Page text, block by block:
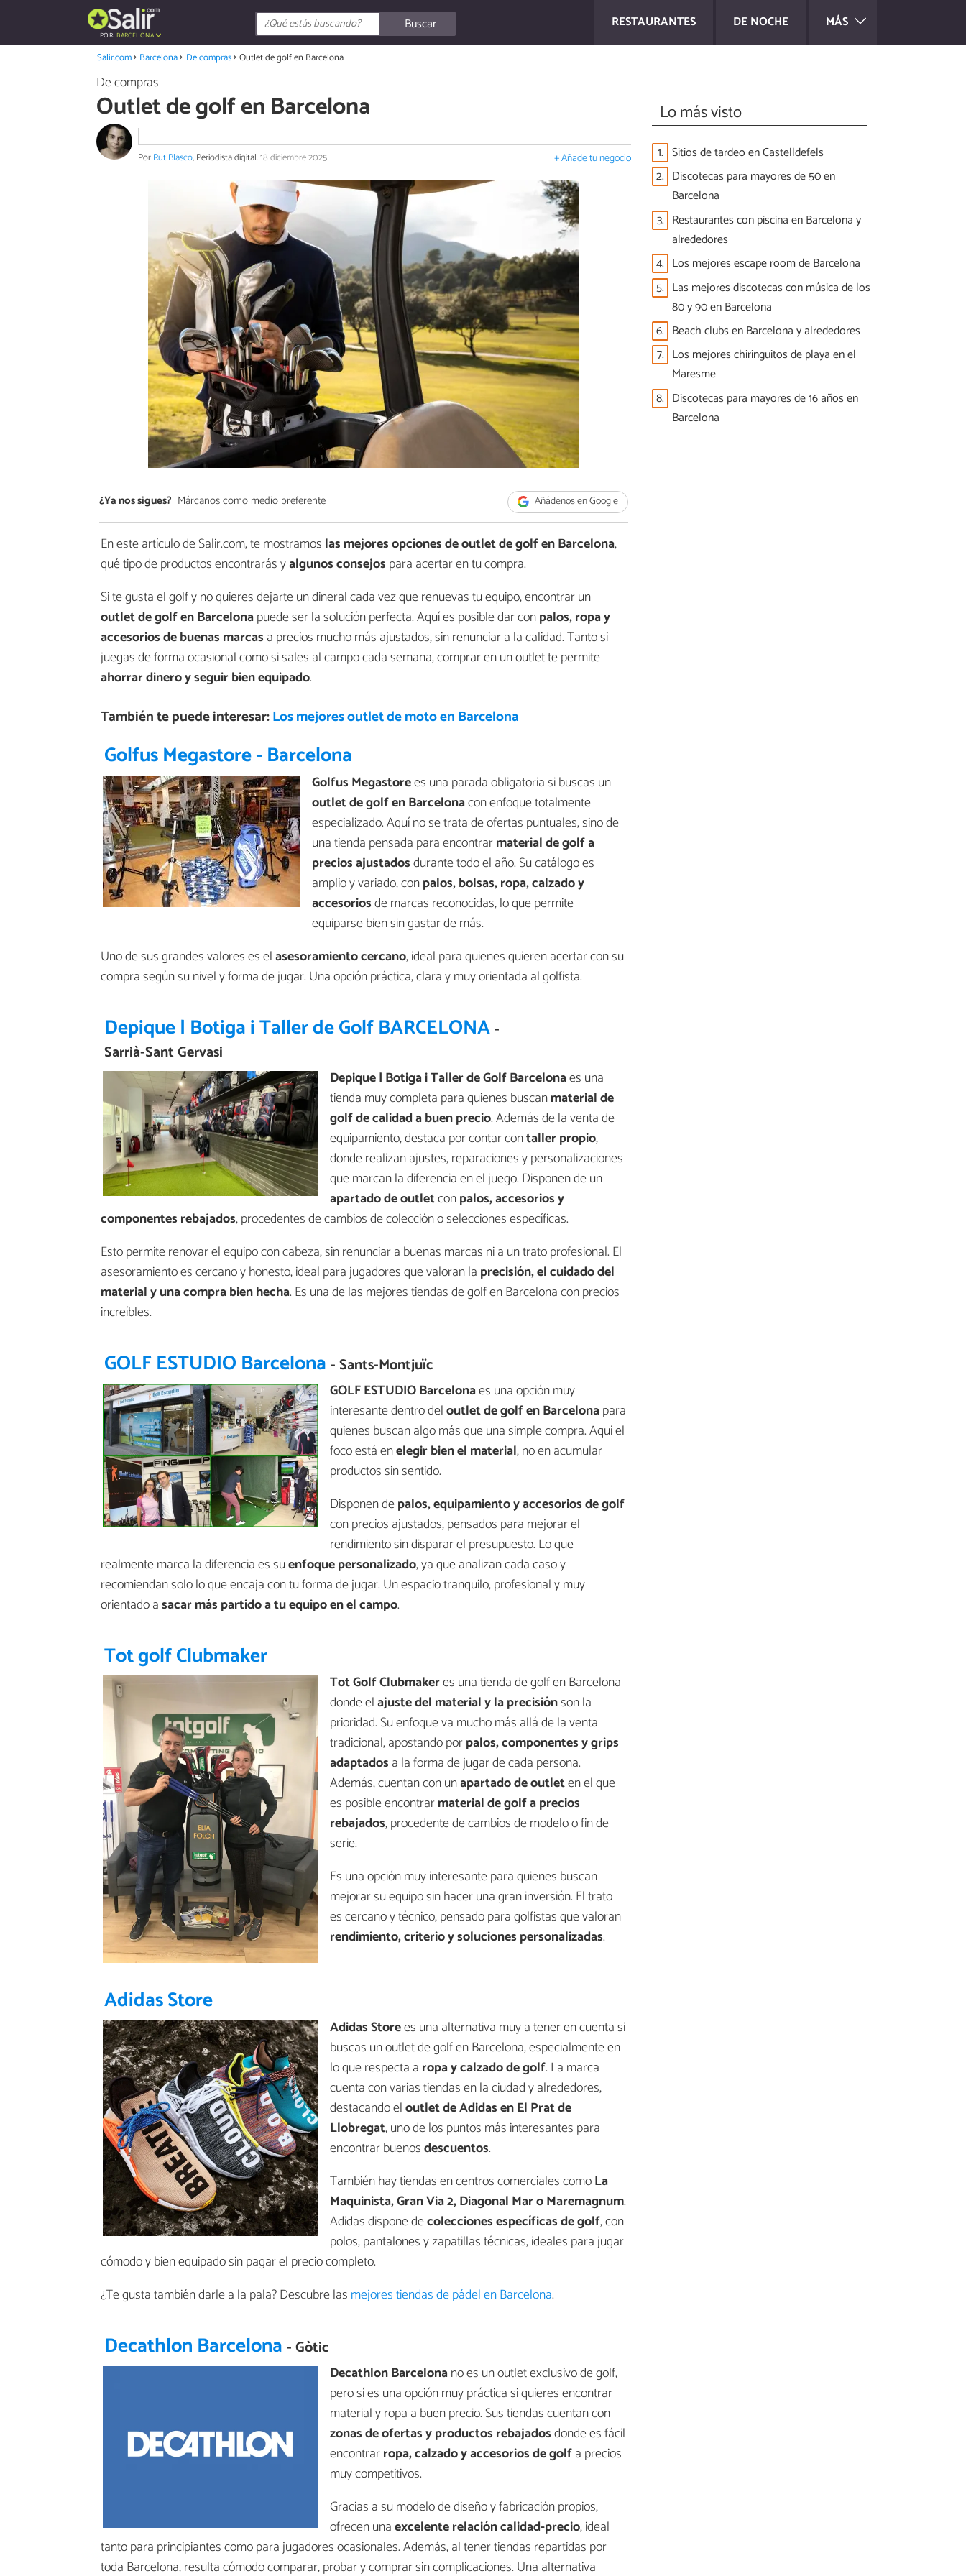
RESTAURANTES DE NOCHE MÁS
POR:BARCELONA
Buscar
Salir.com Barcelona De compras Outlet de golf en Barcelona
De compras
Outlet de golf en Barcelona
PorRut Blasco, Periodista digital.18 diciembre 2025 + Añade tu negocio
¿Ya nos sigues? Márcanos como medio preferente Añádenos en Google
En este artículo de Salir.com, te mostramos las mejores opciones de outlet de golf en Barcelona,
qué tipo de productos encontrarás yalgunos consejos para acertar en tu compra.
Si te gusta el golf y no quieres dejarte un dineral cada vez que renuevas tu equipo, encontrar un
outlet de golf en Barcelonapuede ser la solución perfecta. Aquí es posible dar conpalos, ropa y
accesorios de buenas marcas a precios mucho más ajustados, sin renunciar a la calidad. Tanto si
juegas de forma ocasional como si sales al campo cada semana, comprar en un outlet te permite
ahorrar dinero y seguir bien equipado.
También te puede interesar:Los mejores outlet de moto en Barcelona
Golfus Megastore - Barcelona
Golfus Megastorees una parada obligatoria si buscas un
outlet de golf en Barcelonacon enfoque totalmente
especializado. Aquí no se trata de ofertas puntuales, sino de
una tienda pensada para encontrarmaterial de golf a
precios ajustadosdurante todo el año. Su catálogo es
amplio y variado, conpalos, bolsas, ropa, calzado y
accesoriosde marcas reconocidas, lo que permite
equiparse bien sin gastar de más.
Uno de sus grandes valores es elasesoramiento cercano, ideal para quienes quieren acertar con su
compra según su nivel y forma de jugar. Una opción práctica, clara y muy orientada al golfista.
Depique | Botiga i Taller de Golf BARCELONA-
Sarrià-Sant Gervasi
Depique | Botiga i Taller de Golf Barcelonaes una
tienda muy completa para quienes buscanmaterial de
golf de calidad a buen precio. Además de la venta de
equipamiento, destaca por contar contaller propio,
donde realizan ajustes, reparaciones y personalizaciones
que marcan la diferencia en el juego. Disponen de un
apartado de outletconpalos, accesorios y
componentes rebajados, procedentes de cambios de colección o selecciones específicas.
Esto permite renovar el equipo con cabeza, sin renunciar a buenas marcas ni a un trato profesional. El
asesoramiento es cercano y honesto, ideal para jugadores que valoran la precisión, el cuidado del
material y una compra bien hecha. Es una de las mejores tiendas de golf en Barcelona con precios
increíbles.
GOLF ESTUDIO Barcelona - Sants-Montjuïc
GOLF ESTUDIO Barcelonaes una opción muy
interesante dentro deloutlet de golf en Barcelonapara
quienes buscan algo más que una simple compra. Aquí el
foco está enelegir bien el material, no en acumular
productos sin sentido.
Disponen depalos, equipamiento y accesorios de golf
con precios ajustados, pensados para mejorar el
rendimiento sin disparar el presupuesto. Lo que
realmente marca la diferencia es suenfoque personalizado, ya que analizan cada caso y
recomiendan solo lo que encaja con tu forma de jugar. Un espacio tranquilo, profesional y muy
orientado asacar más partido a tu equipo en el campo.
Tot golf Clubmaker
Tot Golf Clubmakeres una tienda de golf en Barcelona
donde elajuste del material y la precisiónson la
prioridad. Su enfoque va mucho más allá de la venta
tradicional, apostando porpalos, componentes y grips
adaptados a la forma de jugar de cada persona.
Además, cuentan con unapartado de outleten el que
es posible encontrarmaterial de golf a precios
rebajados, procedente de cambios de modelo o fin de
serie.
Es una opción muy interesante para quienes buscan
mejorar su equipo sin hacer una gran inversión. El trato
es cercano y técnico, pensado para golfistas que valoran
rendimiento, criterio y soluciones personalizadas.
Adidas Store
Adidas Storees una alternativa muy a tener en cuenta si
buscas un outlet de golf en Barcelona, especialmente en
lo que respecta a ropa y calzado de golf. La marca
cuenta con varias tiendas en la ciudad y alrededores,
destacando eloutlet de Adidas en El Prat de
Llobregat, uno de los puntos más interesantes para
encontrar buenosdescuentos.
También hay tiendas en centros comerciales comoLa
Maquinista, Gran Via 2, Diagonal Mar o Maremagnum.
Adidas dispone decolecciones específicas de golf, con
polos, pantalones y zapatillas técnicas, ideales para jugar
cómodo y bien equipado sin pagar el precio completo.
¿Te gusta también darle a la pala? Descubre las mejores tiendas de pádel en Barcelona.
Decathlon Barcelona - Gòtic
Decathlon Barcelonano es un outlet exclusivo de golf,
pero sí es una opción muy práctica si quieres encontrar
material y ropa a buen precio. Sus tiendas cuentan con
zonas de ofertas y productos rebajadosdonde es fácil
encontrarropa, calzado y accesorios de golfa precios
muy competitivos.
Gracias a su modelo de diseño y fabricación propios,
ofrecen unaexcelente relación calidad-precio, ideal
tanto para principiantes como para jugadores ocasionales. Además, al tener tiendas repartidas por
toda Barcelona, resulta cómodo comparar, probar y comprar sin complicaciones. Una alternativa
Lo más visto
1. Sitios de tardeo en Castelldefels
2. Discotecas para mayores de 50 en
Barcelona
3. Restaurantes con piscina en Barcelona y
alrededores
4. Los mejores escape room de Barcelona
5. Las mejores discotecas con música de los
80 y 90 en Barcelona
6. Beach clubs en Barcelona y alrededores
7. Los mejores chiringuitos de playa en el
Maresme
8. Discotecas para mayores de 16 años en
Barcelona